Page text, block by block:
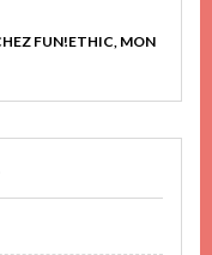
FUN!ETHIC, MON